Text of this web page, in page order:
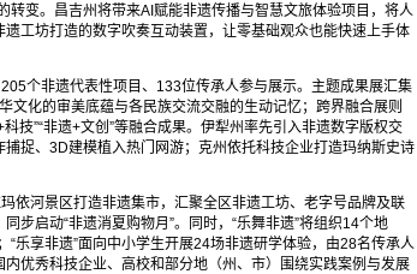
转变。昌吉州将带来AI赋能非遗传播与智慧文旅体验项目，将人
工坊打造的数字吹奏互动装置，让零基础观众也能快速上手体
个非遗代表性项目、133位传承人参与展示。主题成果展汇集
化的审美底蕴与各民族交流交融的生动记忆；跨界融合展则
技”“非遗+文创”等融合成果。伊犁州率先引入非遗数字版权交
捉、3D建模植入热门网游；克州依托科技企业打造玛纳斯史诗
依河景区打造非遗集市，汇聚全区非遗工坊、老字号品牌及联
步启动“非遗消夏购物月”。同时，“乐舞非遗”将组织14个地
乐享非遗”面向中小学生开展24场非遗研学体验，由28名传承人
优秀科技企业、高校和部分地（州、市）围绕实践案例与发展